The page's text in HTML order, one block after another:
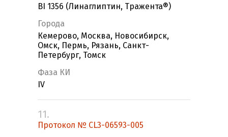
BI 1356 (Линаглиптин, Тражента®)
Города
Кемерово, Москва, Новосибирск,
Омск, Пермь, Рязань, Санкт-
Петербург, Томск
Фаза КИ
IV
11.
Протокол № CL3-06593-005